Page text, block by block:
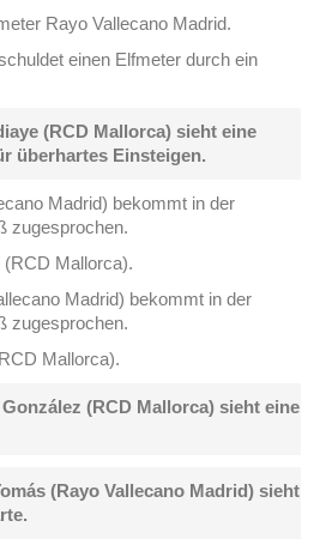
Rayo Vallecano Madrid.
einen Elfmeter durch ein
(RCD Mallorca) sieht eine
überhartes Einsteigen.
Madrid) bekommt in der
zugesprochen.
(RCD Mallorca).
Madrid) bekommt in der
zugesprochen.
Mallorca).
(RCD Mallorca) sieht eine
(Rayo Vallecano Madrid) sieht